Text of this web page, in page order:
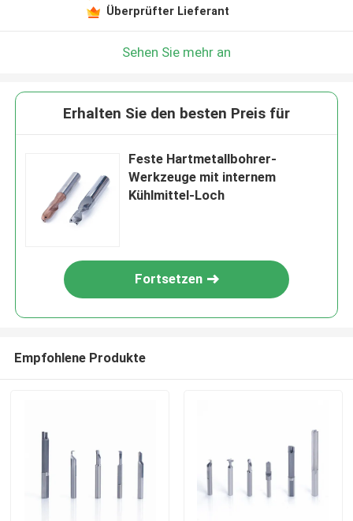
Überprüfter Lieferant
Sehen Sie mehr an
Erhalten Sie den besten Preis für
Feste Hartmetallbohrer-
Werkzeuge mit internem
Kühlmittel-Loch
Fortsetzen
Empfohlene Produkte